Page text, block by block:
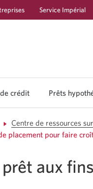
Service Impérial
crédit Prêts
Centre de ressources
placement pour faire
aux